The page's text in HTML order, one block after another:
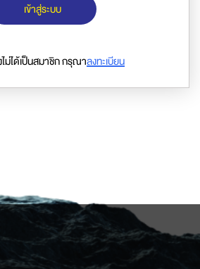
เข้าสู่ระบบ
ม่ได้เป็นสมาชิก กรุณาลงทะเบียน